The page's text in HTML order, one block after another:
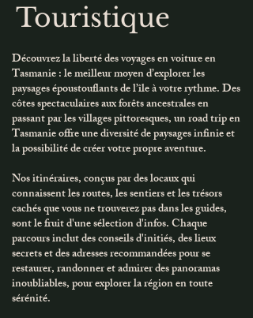
Touristique
Découvrez la liberté des voyages en voiture en
Tasmanie : le meilleur moyen d’explorer les
paysages époustouflants de l’île à votre rythme. Des
côtes spectaculaires aux forêts ancestrales en
passant par les villages pittoresques, un road trip en
Tasmanie offre une diversité de paysages infinie et
la possibilité de créer votre propre aventure.
Nos itinéraires, conçus par des locaux qui
connaissent les routes, les sentiers et les trésors
cachés que vous ne trouverez pas dans les guides,
sont le fruit d'une sélection d'infos. Chaque
parcours inclut des conseils d'initiés, des lieux
secrets et des adresses recommandées pour se
restaurer, randonner et admirer des panoramas
inoubliables, pour explorer la région en toute
sérénité.